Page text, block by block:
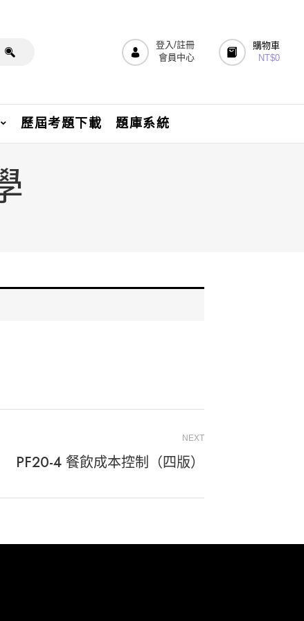
登入/註冊
會員中心
購物車
NT$0
歷屆考題下載 題庫系統
NEXT
PF20-4 餐飲成本控制（四版）